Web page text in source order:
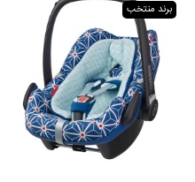
برند منتخب